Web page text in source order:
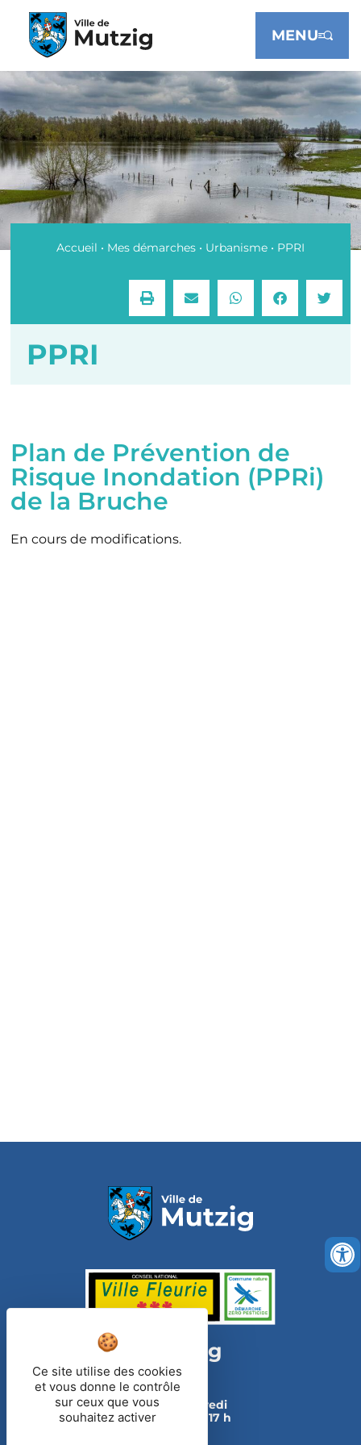
MENU
Accueil • Mes démarches • Urbanisme • PPRI
PPRI
Plan de Prévention de
Risque Inondation (PPRi)
de la Bruche
En cours de modifications.
Mairie de Mutzig
Tel : 03 88 38 31 98
Horaires : du lundi au vendredi
de 8 h 30 à 12 h et de 14 h à 17 h
Panneau de gestion des cookies
Ce site utilise des cookies
et vous donne le contrôle
sur ceux que vous
souhaitez activer